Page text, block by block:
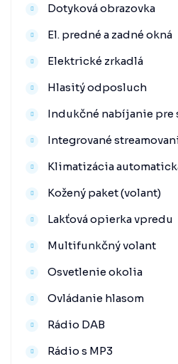
Dotyková obrazovka
El. predné a zadné okná
Elektrické zrkadlá
Hlasitý odposluch
Indukčné nabíjanie pre
Integrované
Klimatizácia
Kožený paket (volant)
Lakťová opierka vpredu
Multifunkčný volant
Osvetlenie okolia
Ovládanie hlasom
Rádio DAB
Rádio s MP3